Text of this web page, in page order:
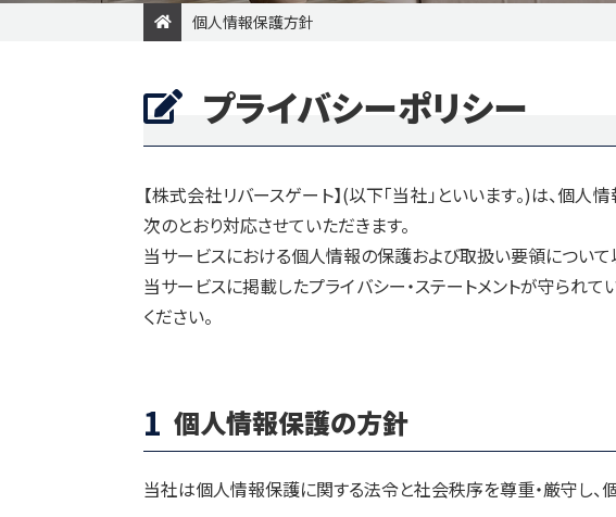
新着物件 価格変更物件 おすすめ物件
個人情報保護方針
プライバシーポリシー
【株式会社リバースゲート】(以下「当社」といいます。)は、個
次のとおり対応させていただきます。
当サービスにおける個人情報の保護および取扱い要領について
当サービスに掲載したプライバシー・ステートメントが守られ
ください。
1 個人情報保護の方針
当社は個人情報保護に関する法令と社会秩序を尊重・厳守し、